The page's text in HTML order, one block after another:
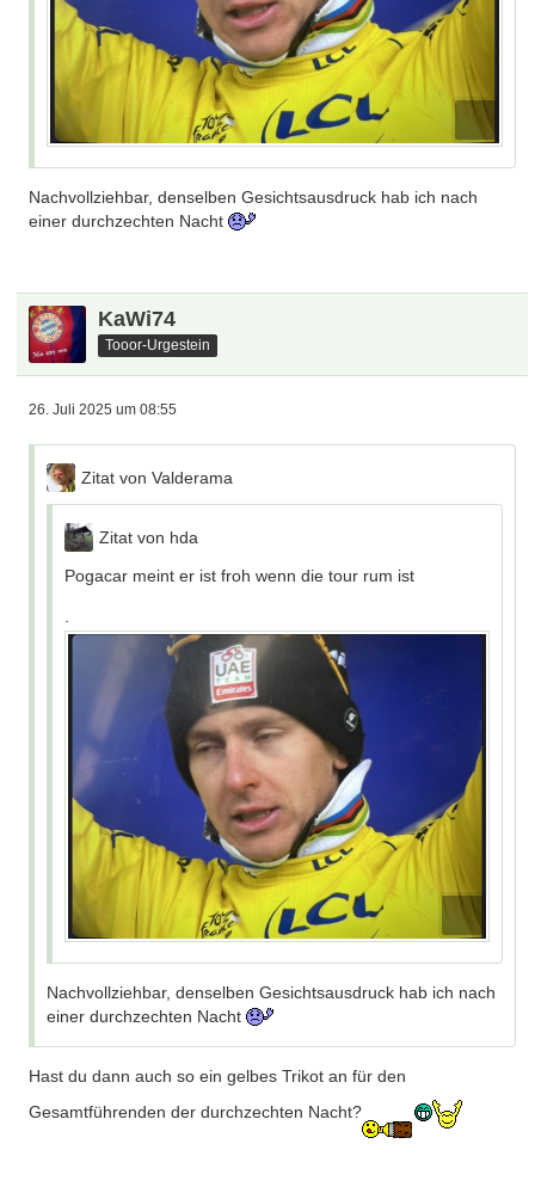
Nachvollziehbar, denselben Gesichtsausdruck hab ich nach
einer durchzechten Nacht
KaWi74
Tooor-Urgestein
26. Juli 2025 um 08:55
Zitat von Valderama
Zitat von hda
Pogacar meint er ist froh wenn die tour rum ist
Nachvollziehbar, denselben Gesichtsausdruck hab ich nach
einer durchzechten Nacht
Hast du dann auch so ein gelbes Trikot an für den
Gesamtführenden der durchzechten Nacht?